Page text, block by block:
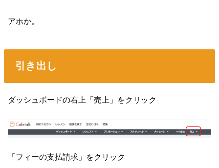
アホか。
引き出し
ダッシュボードの右上「売上」をクリック
「フィーの支払請求」をクリック